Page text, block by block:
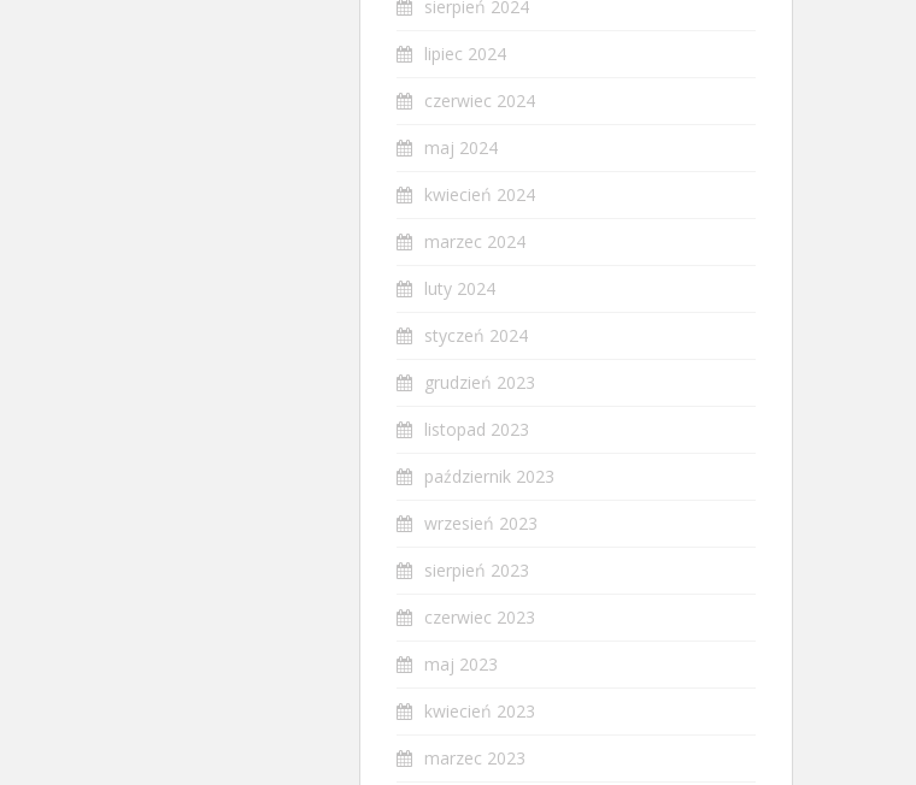
sierpień 2024
lipiec 2024
czerwiec 2024
maj 2024
kwiecień 2024
marzec 2024
luty 2024
styczeń 2024
grudzień 2023
listopad 2023
październik 2023
wrzesień 2023
sierpień 2023
czerwiec 2023
maj 2023
kwiecień 2023
marzec 2023